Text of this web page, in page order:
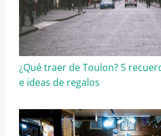
¿Qué traer de Toulon? 5
e ideas de regalos